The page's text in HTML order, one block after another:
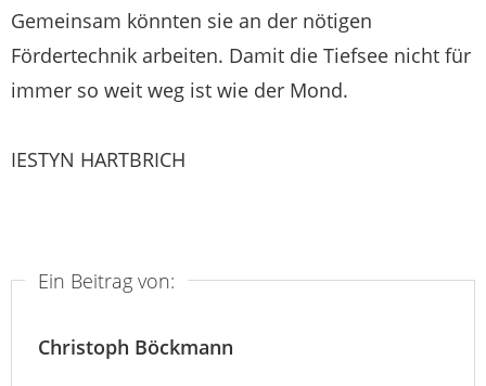
Gemeinsam könnten sie an der nötigen
Fördertechnik arbeiten. Damit die Tiefsee nicht für
immer so weit weg ist wie der Mond.
IESTYN HARTBRICH
Ein Beitrag von:
Christoph Böckmann